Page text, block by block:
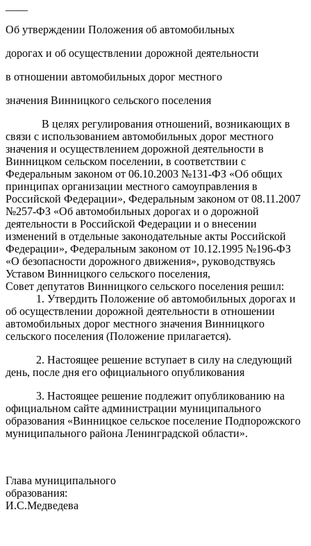
Об утверждении Положения об автомобильных
дорогах и об осуществлении дорожной деятельности
в отношении автомобильных дорог местного
значения Винницкого сельского поселения
В целях регулирования отношений, возникающих в
связи с использованием автомобильных дорог местного
значения и осуществлением дорожной деятельности в
Винницком сельском поселении, в соответствии с
Федеральным законом от 06.10.2003 №131-ФЗ «Об общих
принципах организации местного самоуправления в
Российской Федерации», Федеральным законом от 08.11.2007
№257-ФЗ «Об автомобильных дорогах и о дорожной
деятельности в Российской Федерации и о внесении
изменений в отдельные законодательные акты Российской
Федерации», Федеральным законом от 10.12.1995 №196-ФЗ
«О безопасности дорожного движения», руководствуясь
Уставом Винницкого сельского поселения,
Совет депутатов Винницкого сельского поселения решил:
1. Утвердить Положение об автомобильных дорогах и
об осуществлении дорожной деятельности в отношении
автомобильных дорог местного значения Винницкого
сельского поселения (Положение прилагается).
2. Настоящее решение вступает в силу на следующий
день, после дня его официального опубликования
3. Настоящее решение подлежит опубликованию на
официальном сайте администрации муниципального
образования «Винницкое сельское поселение Подпорожского
муниципального района Ленинградской области».
Глава муниципального
образования:
И.С.Медведева